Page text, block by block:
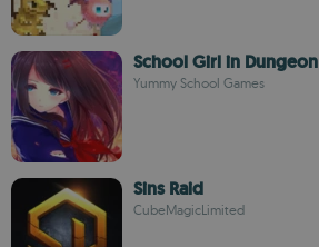
School Girl in Dungeon
Yummy School Games
Sins Raid
CubeMagicLimited